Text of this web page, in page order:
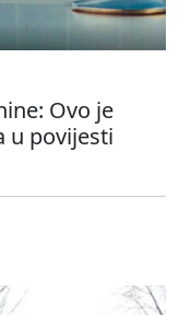
Ovo je
u povijesti